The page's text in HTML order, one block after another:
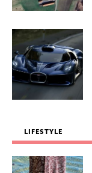
LIFESTYLE